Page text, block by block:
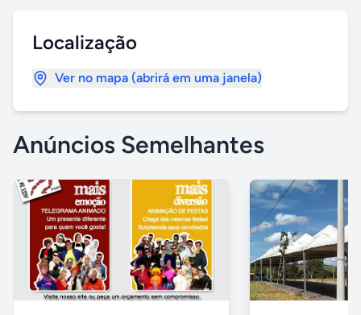
Localização
Ver no mapa (abrirá em uma janela)
Anúncios Semelhantes